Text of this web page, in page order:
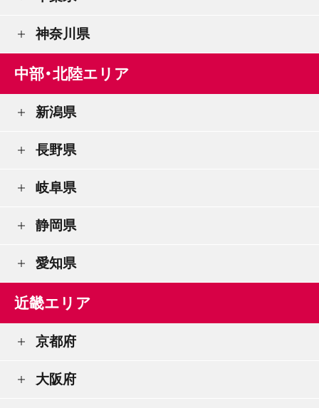
神奈川県
中部・北陸エリア
新潟県
長野県
岐阜県
静岡県
愛知県
近畿エリア
京都府
大阪府